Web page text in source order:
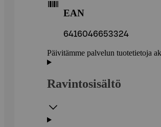
EAN
6416046653324
Päivitämme palvelun tuotetietoja
Ravintosisältö